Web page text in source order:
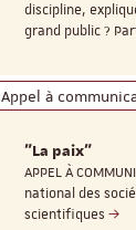
discipline,
grand public ?
Appel à
"La paix"
APPEL À
national des
scientifiques